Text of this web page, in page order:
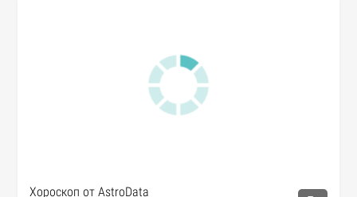
Хороскоп от AstroData